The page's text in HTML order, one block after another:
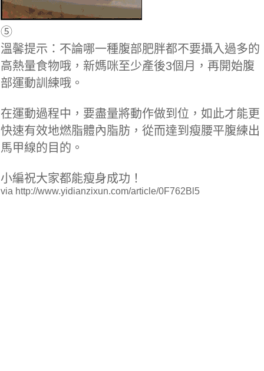
⑤
溫馨提示：不論哪一種腹部肥胖都不要攝入過多的
高熱量食物哦，新媽咪至少產後3個月，再開始腹
部運動訓練哦。
在運動過程中，要盡量將動作做到位，如此才能更
快速有效地燃脂體內脂肪，從而達到瘦腰平腹練出
馬甲線的目的。
小編祝大家都能瘦身成功！
via http://www.yidianzixun.com/article/0F762Bl5